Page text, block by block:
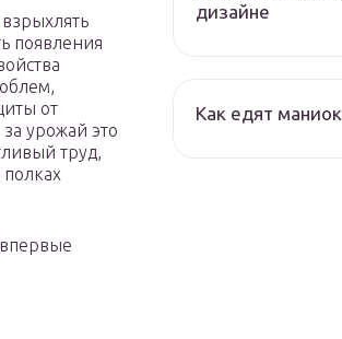
появления
от
урожай это
труд,
дизайне
Как едят маниок